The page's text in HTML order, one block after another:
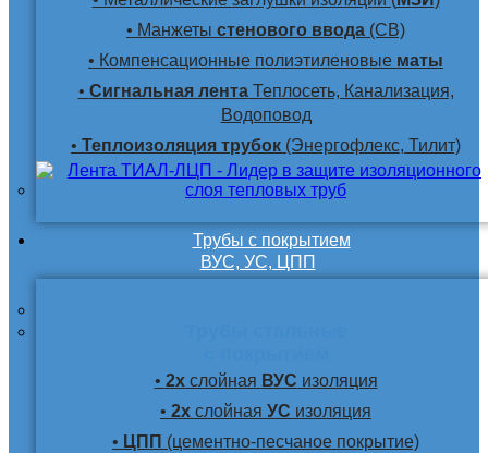
• Манжеты стенового ввода (СВ)
• Компенсационные полиэтиленовые маты
• Сигнальная лентаТеплосеть, Канализация,
Водоповод
• Теплоизоляция трубок (Энергофлекс, Тилит)
Трубы с покрытием
ВУС, УС, ЦПП
• 2хслойная ВУС изоляция
• 2х слойная УС изоляция
• ЦПП (цементно-песчаное покрытие)